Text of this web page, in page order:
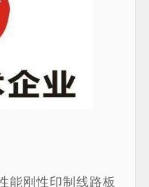
能刚性印制线路板